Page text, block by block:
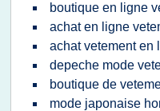
boutique en ligne
achat en ligne
achat vetement en
depeche mode
boutique de
mode japonaise